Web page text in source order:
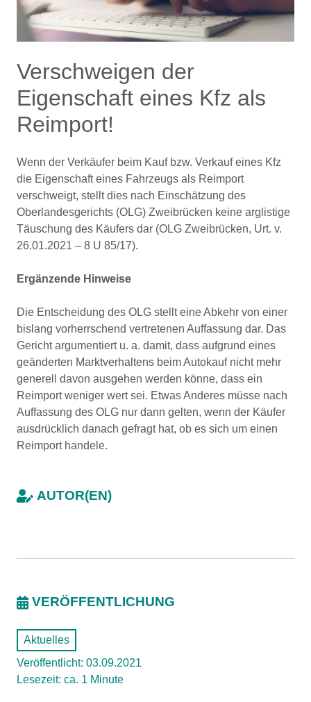
Verschweigen der
Eigenschaft eines Kfz als
Reimport!
Wenn der Verkäufer beim Kauf bzw. Verkauf eines Kfz
die Eigenschaft eines Fahrzeugs als Reimport
verschweigt, stellt dies nach Einschätzung des
Oberlandesgerichts (OLG) Zweibrücken keine arglistige
Täuschung des Käufers dar (OLG Zweibrücken, Urt. v.
26.01.2021 – 8 U 85/17).
Ergänzende Hinweise
Die Entscheidung des OLG stellt eine Abkehr von einer
bislang vorherrschend vertretenen Auffassung dar. Das
Gericht argumentiert u. a. damit, dass aufgrund eines
geänderten Marktverhaltens beim Autokauf nicht mehr
generell davon ausgehen werden könne, dass ein
Reimport weniger wert sei. Etwas Anderes müsse nach
Auffassung des OLG nur dann gelten, wenn der Käufer
ausdrücklich danach gefragt hat, ob es sich um einen
Reimport handele.
AUTOR(EN)
VERÖFFENTLICHUNG
Aktuelles
Veröffentlicht: 03.09.2021
Lesezeit: ca. 1 Minute